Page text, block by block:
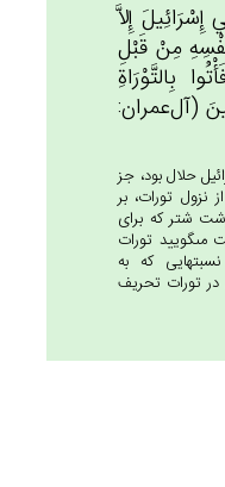
إِسْرَائِيل‌َ إِلاَّ
مِنْ‌ قَبْل‌ِ
بِالتَّوْرَاة‌ِ
(آل‌عمران:
حلال بود، جز
نزول تورات، بر
شتر كه براى
مى‏گوييد تورات
كه به
در تورات تحريف